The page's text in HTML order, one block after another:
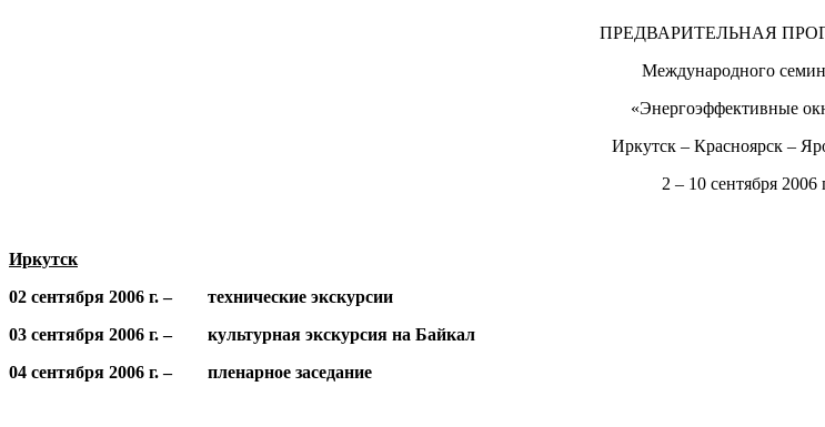
ПРЕДВАРИТЕЛЬНАЯ
Международного
«Энергоэффективные
Иркутск – Красноярск –
2 – 10 сентября 2006
Иркутск
02 сентября 2006 г. – технические экскурсии
03 сентября 2006 г. – культурная экскурсия на Байкал
04 сентября 2006 г. – пленарное заседание